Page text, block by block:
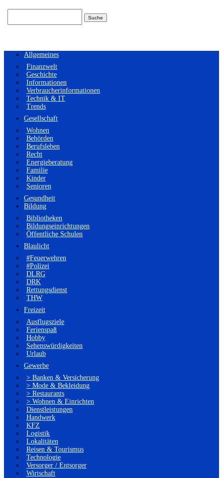
Allgemeines
Finanzwelt
Geschichte
Informationen
Verbraucherinformationen
Technik & IT
Trends
Gesellschaft
Wohnen
Behörden
Berufsleben
Recht
Energieberatung
Familie
Kinder
Senioren
Gesundheit
Bildung
Bibliotheken
Bildungseinrichtungen
Öffentliche Schulen
Blaulicht
#Feuerwehren
#Polizei
DLRG
DRK
Rettungsdienst
THW
Freizeit
Ausflugsziele
Ferienspaß
Hobby
Sehenswürdigkeiten
Urlaub
Gewerbe
> Banken & Versicherung
> Mode & Bekleidung
> Restaurants
> Wohnen & Einrichten
Dienstleistungen
Handwerk
KFZ
Logistik
Lokalitäten
Reisen & Tourismus
Technologie
Versorger / Entsorger
Wirtschaft